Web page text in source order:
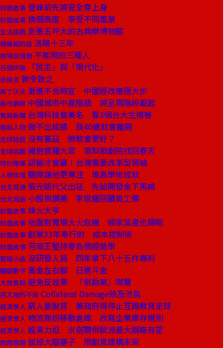
封面故事 登峰前先將安全穿上身
封面故事 換個高度 享受不同風景
生活話題 走進五坪大的古典樂博物館
總編輯的話 洛陽十三年
商場自慢塾 不能用的三種人
石頭評論 「民主」與「現代化」
去梯言 孰令致之
馬丁沃夫 漸進不合時宜 中國經改應邁大步
房市觀察 中國城市中產階級 將呈兩階段崛起
焦點新聞 台灣科技島美名 靠3個台大生撐著
焦點人物 做不出成績 我40歲就會離開
全球話題 沒有蓋茲 微軟會更好？
全球話題 擁抱普羅大眾 雪梨歌劇院找回春天
特別報導 認輸才會贏！台灣需要改革型領袖
人物特寫 聽障讓他更專注 堆高學術成就
台北耳語 張元銘代父出征 先給開發金下馬威
台北耳語 小股東讚美 李焜耀回饋員工價
封面故事 烽火大亨
封面故事 他面對賣場大火危機 傾家蕩產也願賠
封面故事 創業33年奉行的 成本控制術
封面故事 河南王堅持零負債經營學
管理小品 沒研發人員 四年拿下八十五件專利
關鍵數字 黃金左右腳 日進斗金
大陸焦點 避免反效果 「倒扁案」噤聲
英文無所不談 Collateral Damage殃及池魚
經濟學人 窮人要脫貧 美政府得停止互踢教育足球
經濟學人 物流商扮移動倉庫 改寫企業庫存規則
經濟學人 股東力挺 米塔爾併歐洲最大鋼廠有望
商周書摘 拔掉大腦塞子 用創意建構未來